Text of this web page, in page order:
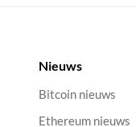
Nieuws
Bitcoin nieuws
Ethereum nieuws